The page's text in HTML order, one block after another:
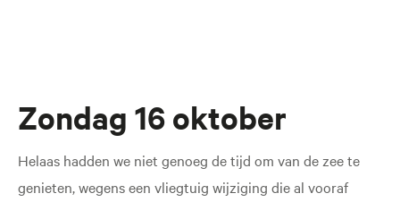
Zondag 16 oktober
Helaas hadden we niet genoeg de tijd om van de zee te
genieten, wegens een vliegtuig wijziging die al vooraf